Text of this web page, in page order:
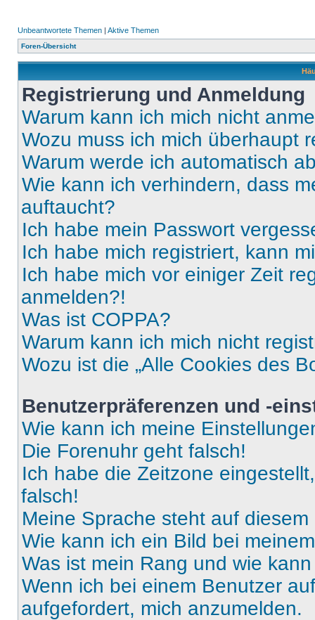
Unbeantwortete Themen | Aktive Themen
Foren-Übersicht
Registrierung und Anmeldung
Warum kann ich mich nicht
Wozu muss ich mich überhaupt
Warum werde ich automatisch
Wie kann ich verhindern, dass
auftaucht?
Ich habe mein Passwort
Ich habe mich registriert, kann
Ich habe mich vor einiger Zeit
anmelden?!
Was ist COPPA?
Warum kann ich mich nicht
Wozu ist die „Alle Cookies des
Benutzerpräferenzen und -
Wie kann ich meine
Die Forenuhr geht falsch!
Ich habe die Zeitzone
falsch!
Meine Sprache steht auf
Wie kann ich ein Bild bei
Was ist mein Rang und wie
Wenn ich bei einem Benutzer
aufgefordert, mich anzumelden.